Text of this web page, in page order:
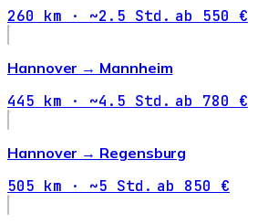
260 km · ~2.5 Std. ab 550 €
Hannover → Mannheim
445 km · ~4.5 Std. ab 780 €
Hannover → Regensburg
505 km · ~5 Std. ab 850 €